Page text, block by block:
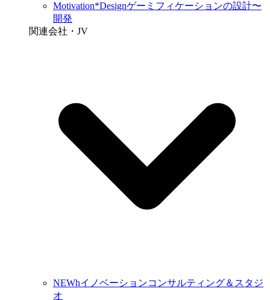
Motivation*Designゲーミフィケーションの設計〜
開発
関連会社・JV
NEWhイノベーションコンサルティング＆スタジ
オ